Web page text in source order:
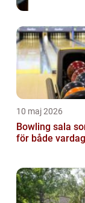
10 maj 2026
Bowling sala
för både